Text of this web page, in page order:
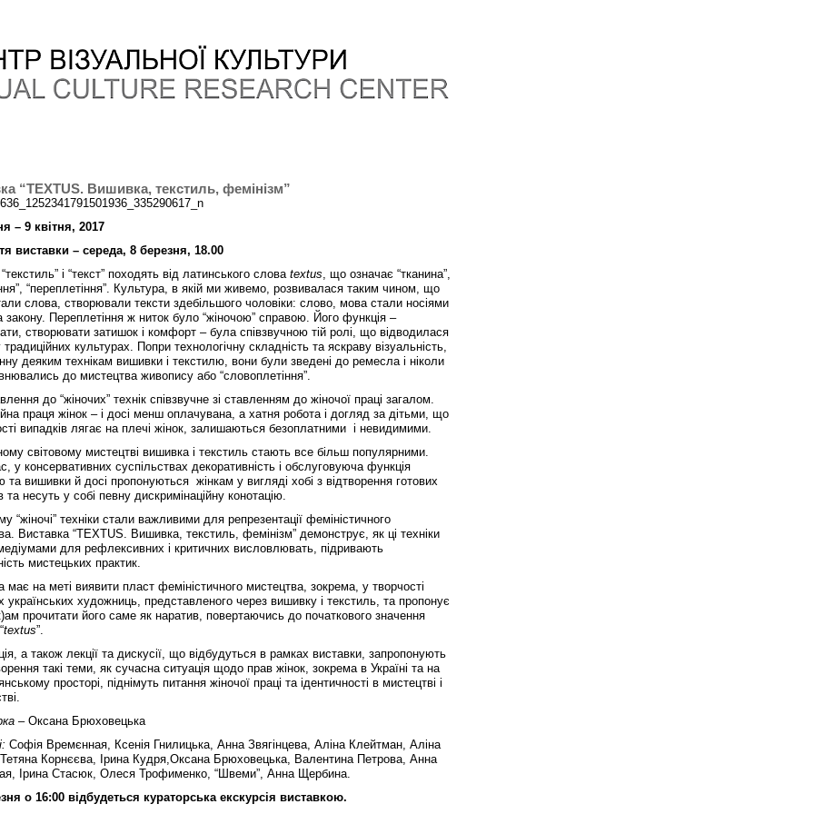
“TEXTUS. Вишивка, текстиль, фемінізм”
– 9 квітня, 2017
виставки – середа, 8 березня, 18.00
і “текст” походять від латинського слова textus, що означає “тканина”,
“переплетіння”. Культура, в якій ми живемо, розвивалася таким чином, що
слова, створювали тексти здебільшого чоловіки: слово, мова стали носіями
закону. Переплетіння ж ниток було “жіночою” справою. Його функція –
створювати затишок і комфорт – була співзвучною тій ролі, що відводилася
культурах. Попри технологічну складність та яскраву візуальність,
деяким технікам вишивки і текстилю, вони були зведені до ремесла і ніколи
до мистецтва живопису або “словоплетіння”.
до “жіночих” технік співзвучне зі ставленням до жіночої праці загалом.
праця жінок – і досі менш оплачувана, а хатня робота і догляд за дітьми, що
випадків лягає на плечі жінок, залишаються безоплатними і невидимими.
світовому мистецтві вишивка і текстиль стають все більш популярними.
у консервативних суспільствах декоративність і обслуговуюча функція
та вишивки й досі пропонуються жінкам у вигляді хобі з відтворення готових
та несуть у собі певну дискримінаційну конотацію.
“жіночі” техніки стали важливими для репрезентації феміністичного
Виставка “TEXTUS. Вишивка, текстиль, фемінізм” демонструє, як ці техніки
для рефлексивних і критичних висловлювать, підривають
мистецьких практик.
має на меті виявити пласт феміністичного мистецтва, зокрема, у творчості
українських художниць, представленого через вишивку і текстиль, та пропонує
прочитати його саме як наратив, повертаючись до початкового значення
textus”.
а також лекції та дискусії, що відбудуться в рамках виставки, запропонують
такі теми, як сучасна ситуація щодо прав жінок, зокрема в Україні та на
просторі, піднімуть питання жіночої праці та ідентичності в мистецтві і
– Оксана Брюховецька
Софія Времєнная, Ксенія Гнилицька, Анна Звягінцева, Аліна Клейтман, Аліна
Корнєєва, Ірина Кудря,Оксана Брюховецька, Валентина Петрова, Анна
Ірина Стасюк, Олеся Трофименко, “Швеми”, Анна Щербина.
о 16:00 відбудеться кураторська екскурсія виставкою.